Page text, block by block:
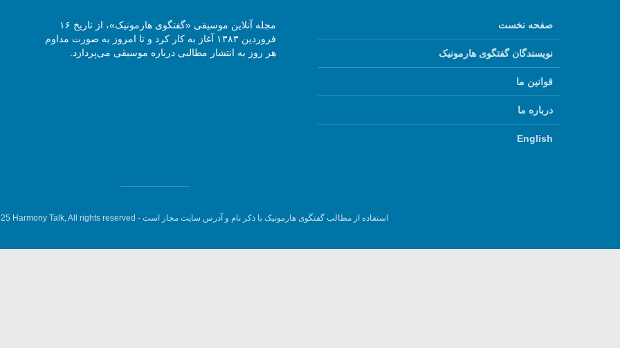
صفحه نخست
نویسندگان گفتگوی هارمونیک
قوانین ما
درباره ما
English
مجله آنلاین موسیقی «گفتگوی هارمونیک»، از تاریخ ۱۶
فروردین ۱۳۸۳ آغاز به کار کرد و تا امروز به صورت مداوم
هر روز به انتشار مطالبی درباره موسیقی می‌پردازد.
استفاده از مطالب گفتگوی هارمونیک با ذکر نام و آدرس سایت مجاز است - Harmony Talk, All rights reserved.